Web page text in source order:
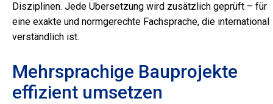
Disziplinen. Jede Übersetzung wird zusätzlich geprüft – für
eine exakte und normgerechte Fachsprache, die international
verständlich ist.
Mehrsprachige Bauprojekte
effizient umsetzen